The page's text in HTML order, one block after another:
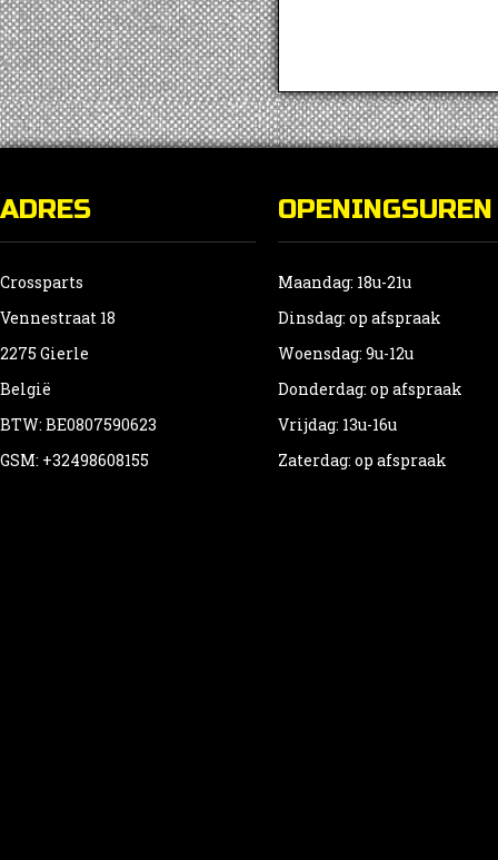
ADRES
Crossparts
Vennestraat 18
2275 Gierle
België
BTW: BE0807590623
GSM: +32498608155
OPENINGSUREN
Maandag: 18u-21u
Dinsdag: op afspraak
Woensdag: 9u-12u
Donderdag: op afspraak
Vrijdag: 13u-16u
Zaterdag: op afspraak